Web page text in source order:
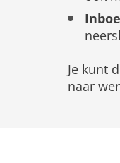
Je kunt
naar